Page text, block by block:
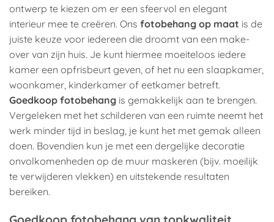
ontwerp te kiezen om er een sfeervol en elegant
interieur mee te creëren. Ons fotobehang op maat is de
juiste keuze voor iedereen die droomt van een make-
over van zijn huis. Je kunt hiermee moeiteloos iedere
kamer een opfrisbeurt geven, of het nu een slaapkamer,
woonkamer, kinderkamer of eetkamer betreft.
Goedkoop fotobehang is gemakkelijk aan te brengen.
Vergeleken met het schilderen van een ruimte neemt het
werk minder tijd in beslag, je kunt het met gemak alleen
doen. Bovendien kun je met een dergelijke decoratie
onvolkomenheden op de muur maskeren (bijv. moeilijk
te verwijderen vlekken) en uitstekende resultaten
bereiken.